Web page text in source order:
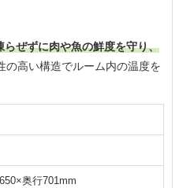
ぜずに肉や魚の鮮度を守り、
の高い構造でルーム内の温度を
奥行701mm